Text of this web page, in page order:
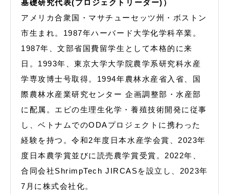
基礎研究代表(プロジェクトリーダー)）
アメリカ合衆国・マサチューセッツ州・ボストン
市生まれ。1987年ハーバード大学化学科卒業。
1987年、文部省国費留学生として本格的に来
日。1993年、東京大学大学院農学系研究科水産
学専攻博士号取得。1994年農林水産省入省、国
際農林水産業研究センター 企画調整部・水産部
に配属。エビの生理生化学・養殖技術開発に従事
し、ベトナムでのODAプロジェクトに携わった
経験を持つ。令和2年度日本水産学会賞、2023年
度日本農学賞並びに読売農学賞受賞。2022年、
合同会社ShrimpTech JIRCASを設立し、2023年
7月に株式会社化。